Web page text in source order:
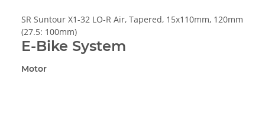
SR Suntour X1-32 LO-R Air, Tapered, 15x110mm, 120mm
(27.5: 100mm)
E-Bike System
Motor